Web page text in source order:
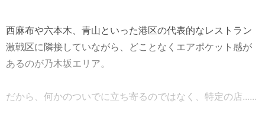
西麻布や六本木、青山といった港区の代表的なレストラン
激戦区に隣接していながら、どことなくエアポケット感が
あるのが乃木坂エリア。
だから、何かのついでに立ち寄るのではなく、特定の店......